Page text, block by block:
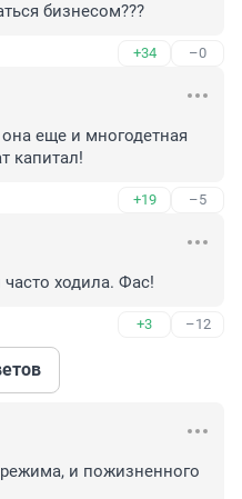
бизнесом???
+34 –0
еще и многодетная
капитал!
+19 –5
ходила. Фас!
+3 –12
и пожизненного